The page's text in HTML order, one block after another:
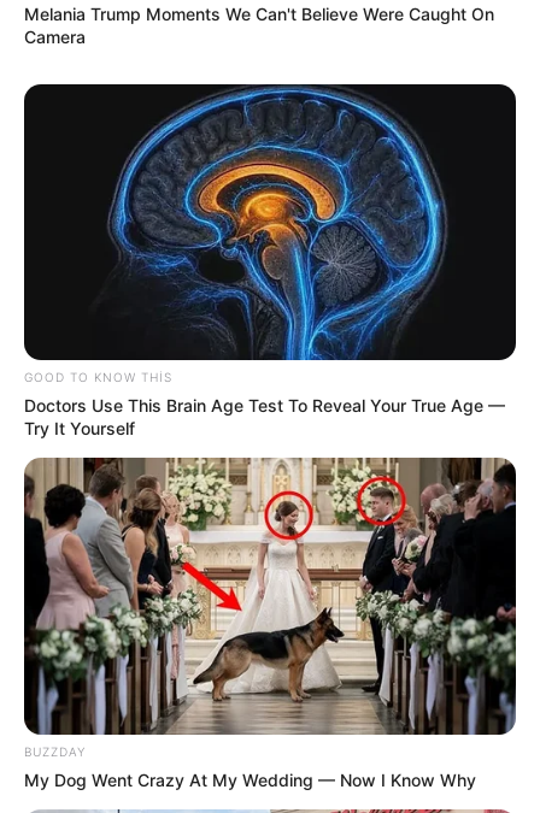
23:09 / 05 Avqust 2026
Mal ətinin qiymətində dəyişiklik oldu -
VİDEO
150 0 0
Melania Trump Moments We Can't Believe Were Caught On
Camera
GOOD TO KNOW THIS
Doctors Use This Brain Age Test To Reveal Your True Age —
Try It Yourself
BUZZDAY
My Dog Went Crazy At My Wedding — Now I Know Why